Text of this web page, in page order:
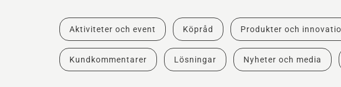
Aktiviteter och event Köpråd Produkter och
Kundkommentarer Lösningar Nyheter och media